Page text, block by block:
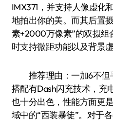
IMX371，并支持人像虚化
地拍出你的美。而其后置
素+2000万像素”的双摄组
时支持微距功能以及背景
推荐理由：一加6不但
搭配有Dash闪充技术，充
也十分出色，性能方面更
域中的“西装暴徒”。对于